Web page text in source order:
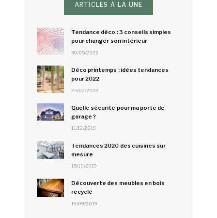
ARTICLES À LA UNE
Tendance déco : 3 conseils simples
pour changer son intérieur
30/05/2022
Déco printemps : idées tendances
pour 2022
25/02/2022
Quelle sécurité pour ma porte de
garage ?
11/12/2019
Tendances 2020 des cuisines sur
mesure
15/10/2019
Découverte des meubles en bois
recyclé
19/09/2019